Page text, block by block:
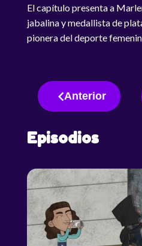
El capítulo presenta a
jabalina y medallista de
pionera del deporte
Anterior
Episodios